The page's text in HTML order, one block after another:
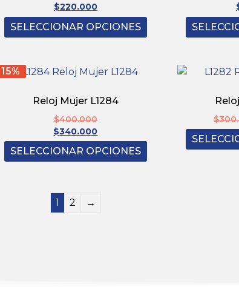
$220.000
SELECCIONAR OPCIONES
15%
Reloj Mujer L1284
$400.000
$340.000
SELECCIONAR OPCIONES
$
1 2 →